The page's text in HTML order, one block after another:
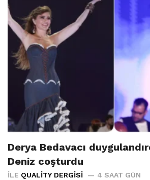
Derya Bedavacı
Deniz coşturdu
İLE QUALITY DERGISI 4 SAAT GÜN